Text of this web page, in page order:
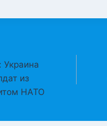
Украина
из
НАТО